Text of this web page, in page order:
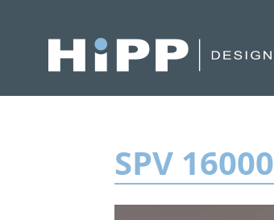
SPV 16000